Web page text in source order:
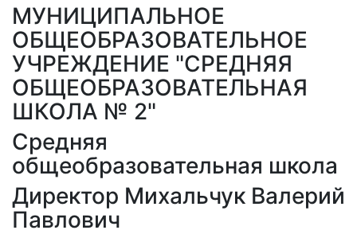
МУНИЦИПАЛЬНОЕ
ОБЩЕОБРАЗОВАТЕЛЬНОЕ
УЧРЕЖДЕНИЕ "СРЕДНЯЯ
ОБЩЕОБРАЗОВАТЕЛЬНАЯ
ШКОЛА № 2"
Средняя
общеобразовательная школа
Директор Михальчук Валерий
Павлович